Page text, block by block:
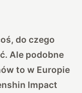
do czego
Ale podobne
to w Europie
Impact